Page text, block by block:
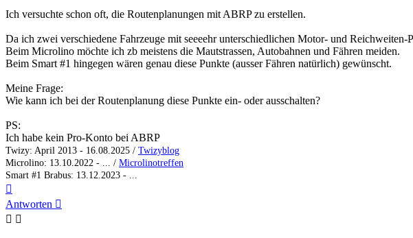
Ich versuchte schon oft, die Routenplanungen mit ABRP zu erstellen.
Da ich zwei verschiedene Fahrzeuge mit seeeehr unterschiedlichen Motor- und
Beim Microlino möchte ich zb meistens die Mautstrassen, Autobahnen und Fähren meiden.
Beim Smart #1 hingegen wären genau diese Punkte (ausser Fähren natürlich) gewünscht.
Meine Frage:
Wie kann ich bei der Routenplanung diese Punkte ein- oder ausschalten?
PS:
Ich habe kein Pro-Konto bei ABRP
Twizy: April 2013 - 16.08.2025 / Twizyblog
Microlino: 13.10.2022 - ... / Microlinotreffen
Smart #1 Brabus: 13.12.2023 - ...
oben
Antworten